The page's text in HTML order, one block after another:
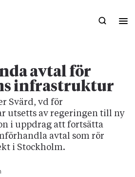
avtal för
infrastruktur
Svärd, vd för
utsetts av regeringen till ny
i uppdrag att fortsätta
avtal som rör
i Stockholm.